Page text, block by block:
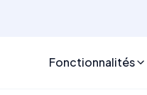
Fonctionnalités